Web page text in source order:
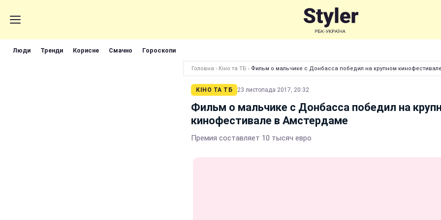
Люди Тренди Корисне Смачно Гороскопи
Головна › Кіно та ТБ › Фильм о мальчике с Донбасса победил на крупном
КІНО ТА ТБ 23 листопада 2017, 20:32
Фильм о мальчике с Донбасса победил на
кинофестивале в Амстердаме
Премия составляет 10 тысяч евро